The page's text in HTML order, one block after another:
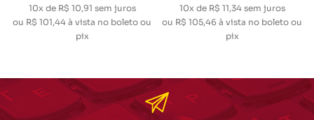
10x de R$ 10,91 sem juros
ou R$ 101,44 à vista no boleto ou
pix
10x de R$ 11,34 sem juros
ou R$ 105,46 à vista no boleto ou
pix